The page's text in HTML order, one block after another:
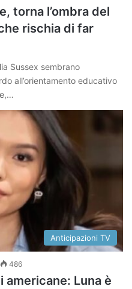
torna l’ombra del
rischia di far
Sussex sembrano
all’orientamento educativo
Anticipazioni TV
486
Luna è